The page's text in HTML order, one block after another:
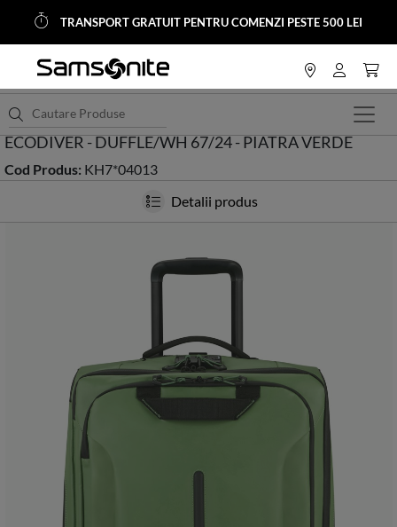
TRANSPORT GRATUIT PENTRU COMENZI PESTE 500 LEI
<HOME Trolere si Genti Calatorie
ECODIVER - DUFFLE/WH 67/24 - PIATRA VERDE
Cod Produs: KH7*04013
Detalii produs